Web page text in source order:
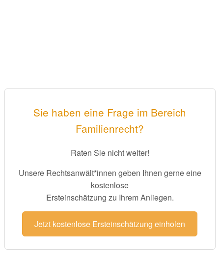
Sie haben eine Frage im Bereich
Familienrecht?
Raten Sie nicht weiter!
Unsere Rechtsanwält*innen geben Ihnen gerne eine
kostenlose
Ersteinschätzung zu Ihrem Anliegen.
Jetzt kostenlose Ersteinschätzung einholen